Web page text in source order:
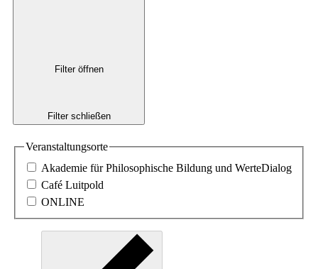
Filter öffnen
Filter schließen
Veranstaltungsorte
Akademie für Philosophische Bildung und WerteDialog
Café Luitpold
ONLINE